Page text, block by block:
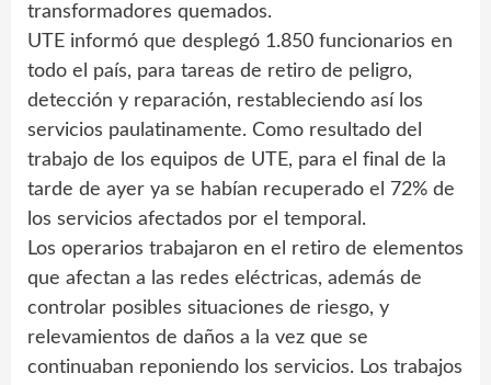
transformadores quemados.
UTE informó que desplegó 1.850 funcionarios en
todo el país, para tareas de retiro de peligro,
detección y reparación, restableciendo así los
servicios paulatinamente. Como resultado del
trabajo de los equipos de UTE, para el final de la
tarde de ayer ya se habían recuperado el 72% de
los servicios afectados por el temporal.
Los operarios trabajaron en el retiro de elementos
que afectan a las redes eléctricas, además de
controlar posibles situaciones de riesgo, y
relevamientos de daños a la vez que se
continuaban reponiendo los servicios. Los trabajos